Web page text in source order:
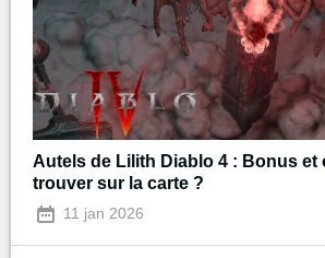
Autels de Lilith Diablo 4 : Bonus et
trouver sur la carte ?
11 jan 2026